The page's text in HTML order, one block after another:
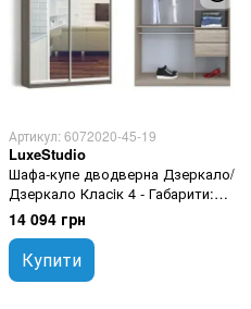
Артикул: 6072020-45-19
LuxeStudio
Шафа-купе дводверна Дзеркало/
Дзеркало Класiк 4 - Габарити:
170х210х45 (ШхВхГ), Шухлядки:
Так
14 094 грн
Купити